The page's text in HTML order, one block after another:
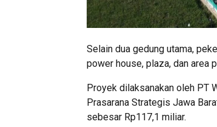
Selain dua gedung utama,
power house, plaza, dan area
Proyek dilaksanakan oleh PT
Prasarana Strategis Jawa
sebesar Rp117,1 miliar.